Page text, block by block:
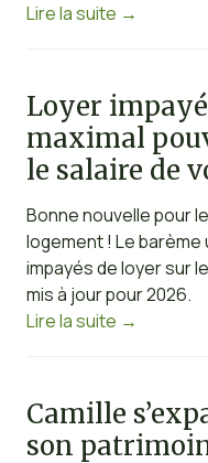
Lire la suite →
Loyer
maximal
le salaire de
Bonne nouvelle pour
logement ! Le
impayés de loyer sur
mis à jour pour 2026.
Lire la suite →
Camille
son